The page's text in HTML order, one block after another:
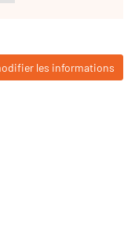
les informations